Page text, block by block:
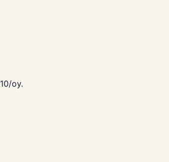
oy.